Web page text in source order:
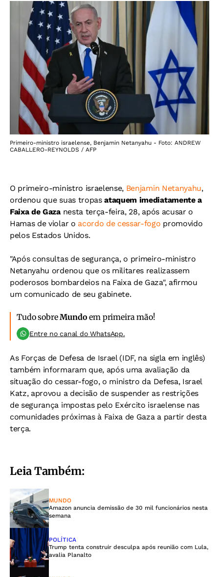
Primeiro-ministro israelense, Benjamin Netanyahu - Foto: ANDREW
CABALLERO-REYNOLDS / AFP
O primeiro-ministro israelense, Benjamin Netanyahu,
ordenou que suas tropasataquem imediatamente a
Faixa de Gazanesta terça-feira, 28, após acusar o
Hamas de violar o acordo de cessar-fogo promovido
pelos Estados Unidos.
"Após consultas de segurança, o primeiro-ministro
Netanyahu ordenou que os militares realizassem
poderosos bombardeios na Faixa de Gaza", afirmou
um comunicado de seu gabinete.
Tudo sobreMundo em primeira mão!
Entre no canal do WhatsApp.
As Forças de Defesa de Israel (IDF, na sigla em inglês)
também informaram que, após uma avaliação da
situação do cessar-fogo, o ministro da Defesa, Israel
Katz, aprovou a decisão de suspender as restrições
de segurança impostas pelo Exército israelense nas
comunidades próximas à Faixa de Gaza a partir desta
terça.
Leia Também:
MUNDO
Amazon anuncia demissão de 30 mil funcionários nesta
semana
POLÍTICA
Trump tenta construir desculpa após reunião com Lula,
avalia Planalto